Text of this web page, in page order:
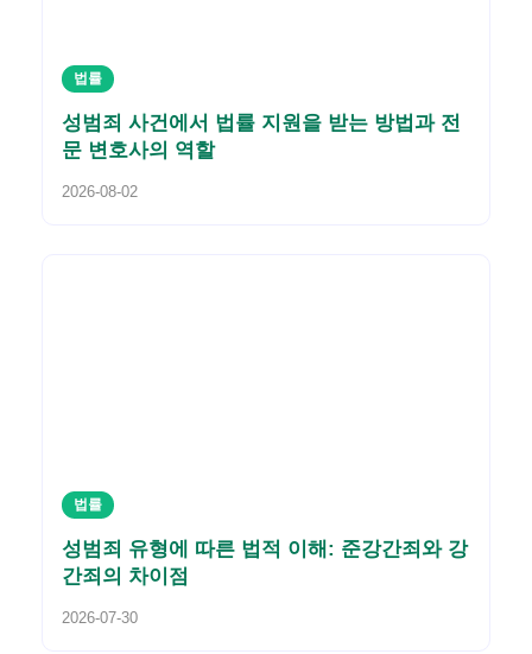
법률
성범죄 사건에서 법률 지원을 받는 방법과 전
문 변호사의 역할
2026-08-02
법률
성범죄 유형에 따른 법적 이해: 준강간죄와 강
간죄의 차이점
2026-07-30